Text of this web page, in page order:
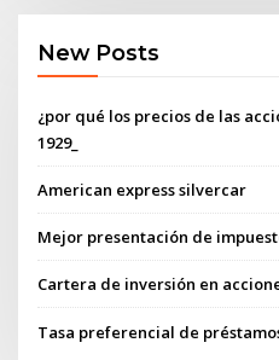
New Posts
¿por qué los precios de las
1929_
American express silvercar
Mejor presentación de
Cartera de inversión en
Tasa preferencial de